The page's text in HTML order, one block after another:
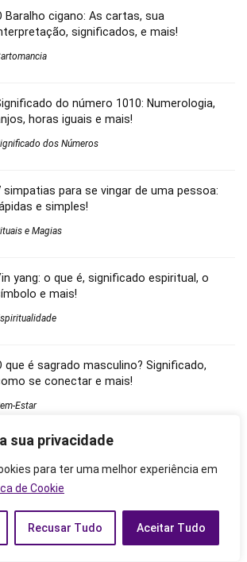
sua privacidade
para ter uma melhor experiência em
de Cookie
Recusar Tudo Aceitar Tudo
Baralho cigano: As cartas, sua
significados, e mais!
do número 1010: Numerologia,
horas iguais e mais!
dos Números
simpatias para se vingar de uma pessoa:
e simples!
e Magias
yang: o que é, significado espiritual, o
e mais!
que é sagrado masculino? Significado,
se conectar e mais!
Estar
e mais!